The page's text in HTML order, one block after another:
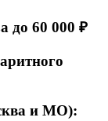
до 60 000 ₽
и МО):